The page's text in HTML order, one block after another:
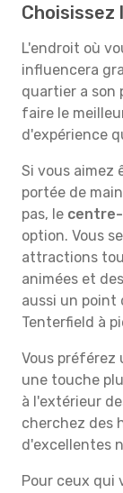
L'endroit où
influencera
quartier a son
faire le
d'expérience
Si vous aimez
portée de
pas, le
option. Vous
attractions
animées et
aussi un point
Tenterfield à
Vous préférez
une touche
à l'extérieur
cherchez des
d'excellentes
Pour ceux qui